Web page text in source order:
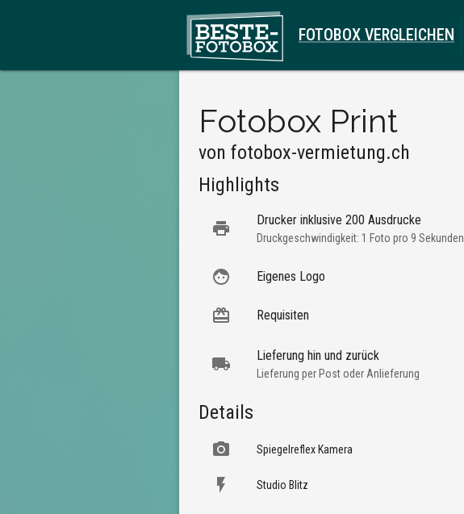
FOTOBOX VERGLEICHEN
Fotobox Print
von fotobox-vermietung.ch
Highlights
Drucker inklusive 200 Ausdrucke
Druckgeschwindigkeit: 1 Foto pro 9 Sekunden
Eigenes Logo
Requisiten
Lieferung hin und zurück
Lieferung per Post oder Anlieferung
Details
Spiegelreflex Kamera
Studio Blitz